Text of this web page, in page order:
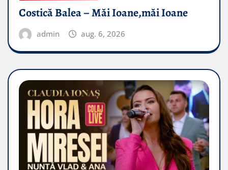
Costică Balea – Măi Ioane,măi Ioane
admin aug. 6, 2026